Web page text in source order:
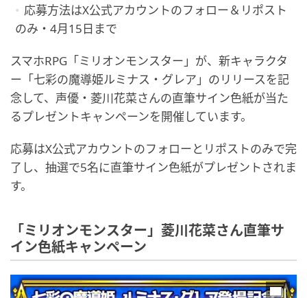
応募方法はX公式アカウントのフォロー＆リポスト
のみ・4月15日まで
スマホRPG「ミリオンモンスター」が、新キャラクタ
ー「七彩の魔導姫ルミナス・グレア」のリリースを記
念して、声優・菱川花菜さんの直筆サイン色紙が当た
るプレゼントキャンペーンを開催しています。
応募はX公式アカウントのフォローとリポストのみで完
了し、抽選で5名に直筆サイン色紙がプレゼントされま
す。
「ミリオンモンスター」菱川花菜さん直筆サ
イン色紙キャンペーン